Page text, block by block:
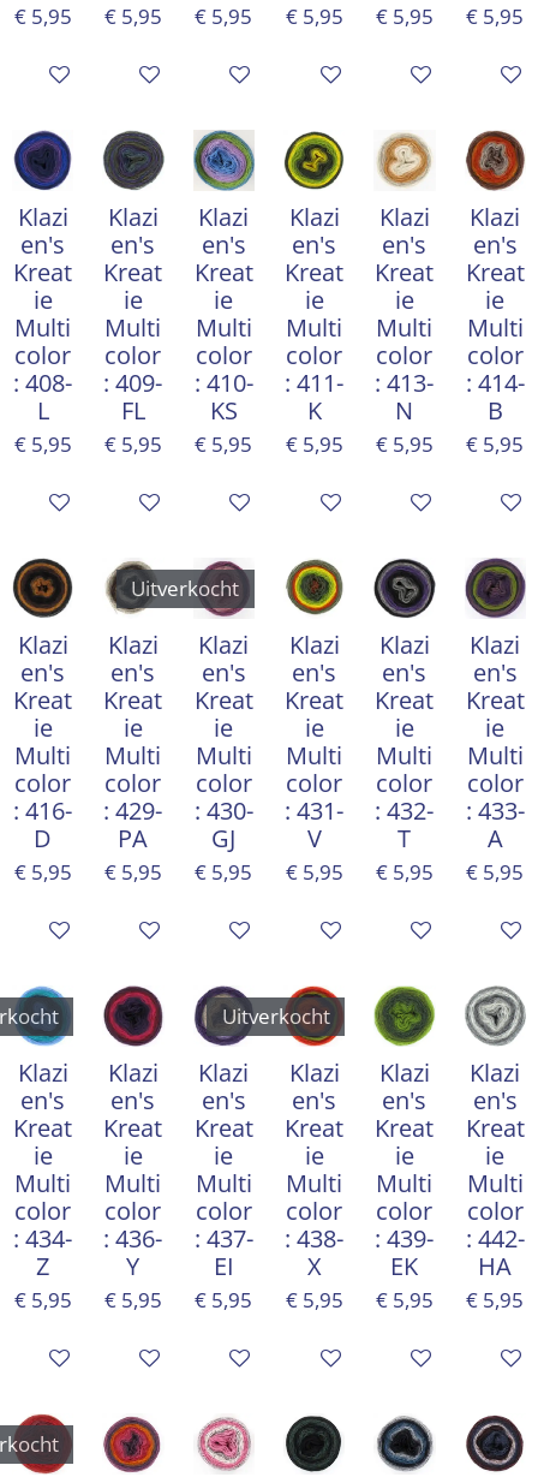
€ 5,95
In winkelwagen
€ 5,95
In winkelwagen
€ 5,95
In winkelwagen
€ 5,95
In winkelwagen
€ 5,95
In winkelwagen
€ 5,95
In
Klazi
en's
Kreat
ie
Multi
color
: 408-
L
€ 5,95
In winkelwagen
Klazi
en's
Kreat
ie
Multi
color
: 409-
FL
€ 5,95
In winkelwagen
Klazi
en's
Kreat
ie
Multi
color
: 410-
KS
€ 5,95
In winkelwagen
Klazi
en's
Kreat
ie
Multi
color
: 411-
K
€ 5,95
In winkelwagen
Klazi
en's
Kreat
ie
Multi
color
: 413-
N
€ 5,95
In winkelwagen
Klazi
en's
Kreat
ie
Multi
color
: 414-
B
€ 5,95
In
Klazi
en's
Kreat
ie
Multi
color
: 416-
D
€ 5,95
In winkelwagen
Klazi
en's
Kreat
ie
Multi
color
: 429-
PA
€ 5,95
In winkelwagen
Uitverkocht
Klazi
en's
Kreat
ie
Multi
color
: 430-
GJ
€ 5,95
Houd mij op de hoogte
Klazi
en's
Kreat
ie
Multi
color
: 431-
V
€ 5,95
In winkelwagen
Klazi
en's
Kreat
ie
Multi
color
: 432-
T
€ 5,95
In winkelwagen
Klazi
en's
Kreat
ie
Multi
color
: 433-
A
€ 5,95
In
Klazi
en's
Kreat
ie
Multi
color
: 434-
Z
€ 5,95
Houd mij op de hoogte
Klazi
en's
Kreat
ie
Multi
color
: 436-
Y
€ 5,95
In winkelwagen
Klazi
en's
Kreat
ie
Multi
color
: 437-
EI
€ 5,95
In winkelwagen
Uitverkocht
Klazi
en's
Kreat
ie
Multi
color
: 438-
X
€ 5,95
Houd mij op de hoogte
Klazi
en's
Kreat
ie
Multi
color
: 439-
EK
€ 5,95
In winkelwagen
Klazi
en's
Kreat
ie
Multi
color
: 442-
HA
€ 5,95
In